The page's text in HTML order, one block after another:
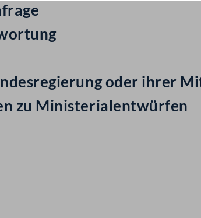
oder ihrer
zu Ministerialentwürfen